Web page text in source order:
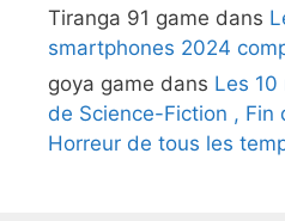
Tiranga 91 game dans
smartphones 2024
goya game dans Les 10
de Science-Fiction , Fin
Horreur de tous les